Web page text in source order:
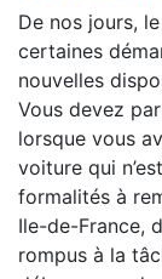
De nos jours,
certaines
nouvelles
Vous devez
lorsque vous
voiture qui
formalités à
Ile-de-France,
rompus à la